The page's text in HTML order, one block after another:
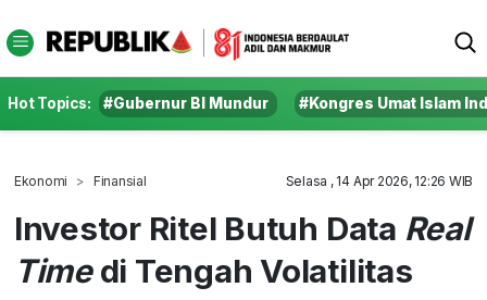
Hot Topics: #Gubernur BI Mundur #Kongres Umat Islam
Ekonomi Finansial Selasa , 14 Apr 2026, 12:26 WIB
Investor Ritel Butuh Data Real
Timedi Tengah Volatilitas